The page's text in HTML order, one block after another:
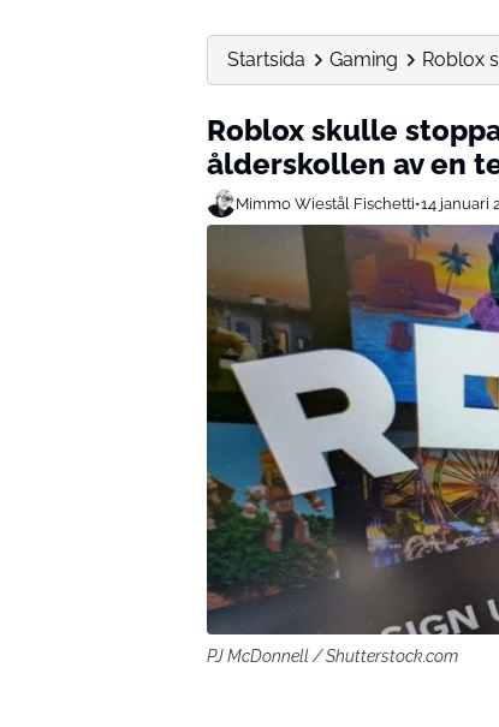
Startsida Gaming Roblox
Roblox skulle
ålderskollen av en
Mimmo Wiestål Fischetti•14 januari
PJ McDonnell / Shutterstock.com